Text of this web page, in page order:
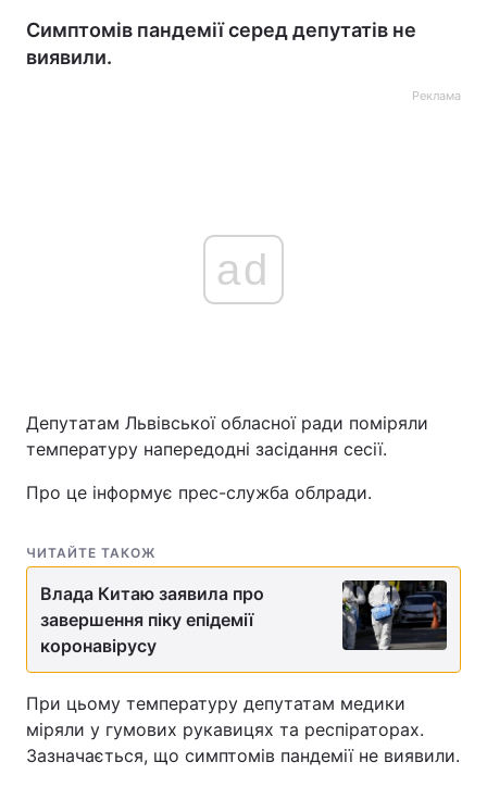
Симптомів пандемії серед депутатів не
виявили.
Реклама
ad
Депутатам Львівської обласної ради поміряли
температуру напередодні засідання сесії.
Про це інформує прес-служба облради.
ЧИТАЙТЕ ТАКОЖ
Влада Китаю заявила про
завершення піку епідемії
коронавірусу
При цьому температуру депутатам медики
міряли у гумових рукавицях та респіраторах.
Зазначається, що симптомів пандемії не виявили.